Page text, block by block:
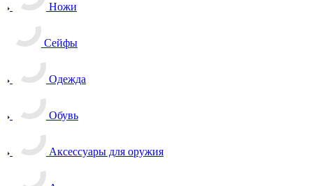
Ножи
Сейфы
Одежда
Обувь
Аксессуары для оружия